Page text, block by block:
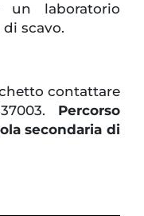
un laboratorio
scavo.
contattare
Percorso
secondaria di